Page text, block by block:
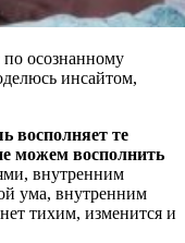
осознанному
инсайтом,
восполняет те
можем восполнить
внутренним
ума, внутренним
тихим, изменится и